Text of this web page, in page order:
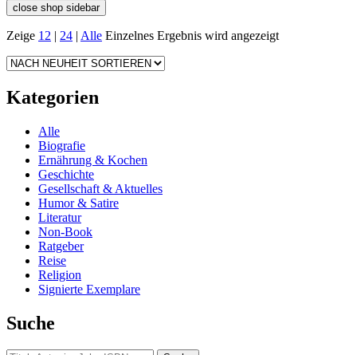
close shop sidebar
Zeige 12 | 24 | Alle Einzelnes Ergebnis wird angezeigt
Kategorien
Alle
Biografie
Ernährung & Kochen
Geschichte
Gesellschaft & Aktuelles
Humor & Satire
Literatur
Non-Book
Ratgeber
Reise
Religion
Signierte Exemplare
Suche